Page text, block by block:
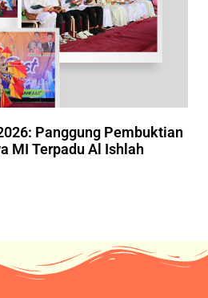
Panggung Pembuktian
MI Terpadu Al Ishlah